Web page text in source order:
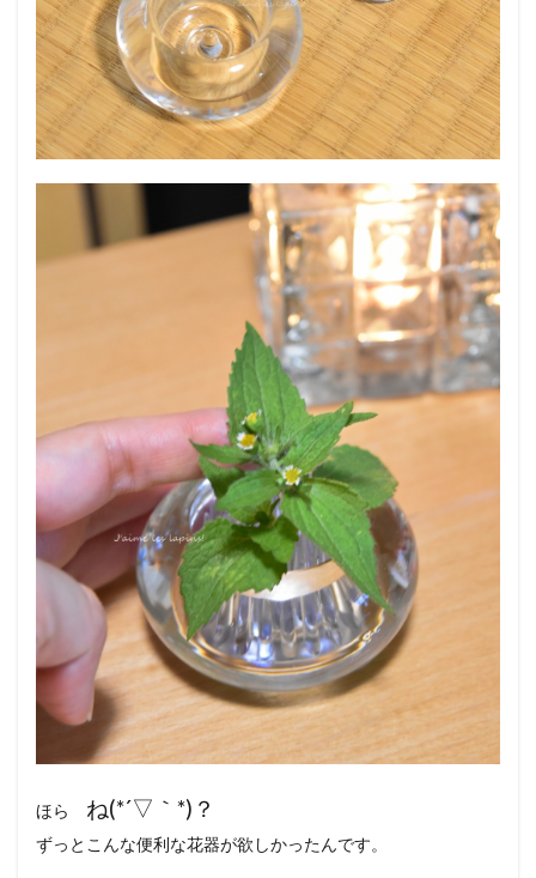
ほら ね(*´▽｀*)？
ずっとこんな便利な花器が欲しかったんです。